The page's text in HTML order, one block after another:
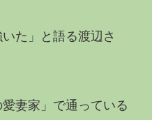
た」と語る渡辺さ
妻家」で通っている